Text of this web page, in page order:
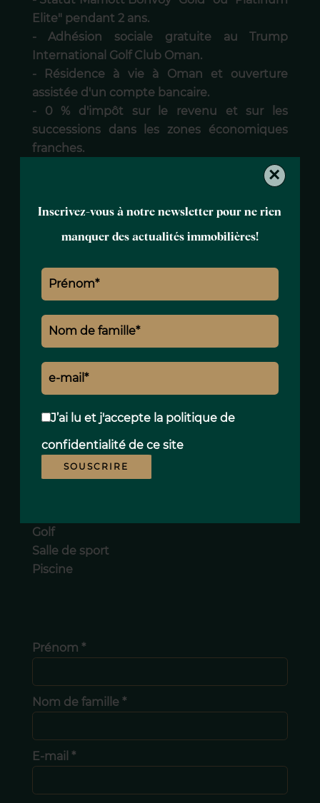
Inscrivez-vous à notre newsletter pour ne rien
manquer des actualités immobilières!
J’ai lu et j'accepte la politique de
confidentialitéde ce site
SOUSCRIRE
×
Elite" pendant 2 ans.
- Adhésion sociale gratuite au Trump
International Golf Club Oman.
- Résidence à vie à Oman et ouverture
assistée d'un compte bancaire.
- 0 % d'impôt sur le revenu et sur les
successions dans les zones économiques
franches.
Vous souhaitez investir ou obtenir de plus
amples informations ?
Surfaces
3 Chambres
1 Séjour/cuisine
2 Salles de bains
1 Chambre de service
1 Salle à manger
1 Terrasse
Prestations
Golf
Salle de sport
Piscine
Prénom *
Nom de famille *
E-mail *